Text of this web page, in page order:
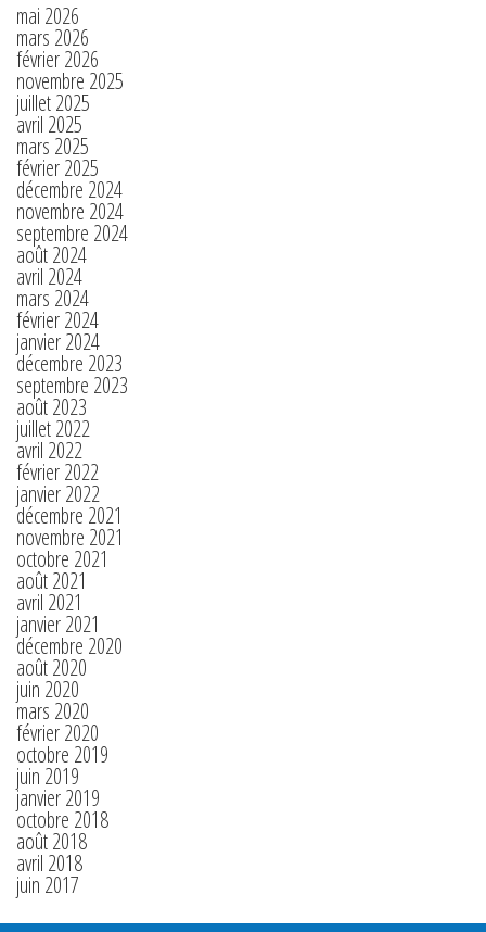
mai 2026
mars 2026
février 2026
novembre 2025
juillet 2025
avril 2025
mars 2025
février 2025
décembre 2024
novembre 2024
septembre 2024
août 2024
avril 2024
mars 2024
février 2024
janvier 2024
décembre 2023
septembre 2023
août 2023
juillet 2022
avril 2022
février 2022
janvier 2022
décembre 2021
novembre 2021
octobre 2021
août 2021
avril 2021
janvier 2021
décembre 2020
août 2020
juin 2020
mars 2020
février 2020
octobre 2019
juin 2019
janvier 2019
octobre 2018
août 2018
avril 2018
juin 2017